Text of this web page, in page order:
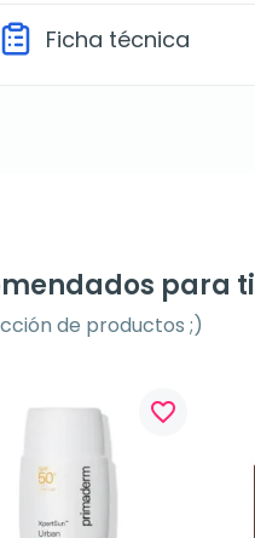
Ficha técnica
para ti
de productos ;)
favorite_border